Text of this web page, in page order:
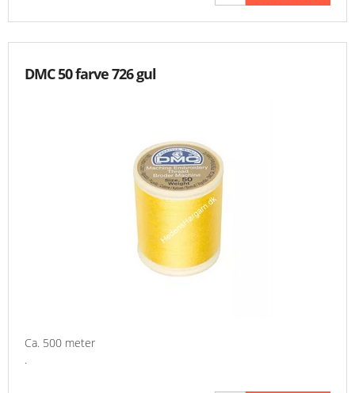
DMC 50 farve 726 gul
Ca. 500 meter
.